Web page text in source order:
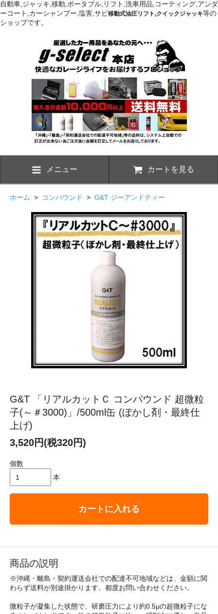
自動車,ジャッキ,移動,ポータブル,リフト,洗車用品,コーティング,アンダ
ーコート,カーシャンプー,塩害,サビ移動式油圧リフト,クイックジャッキ等の
ショップです。
メニュー カートを見る
ホーム > コンパウンド > G&T ジーアンドティー
G&T 「リアルカットＣ コンパウンド 超微粒
子(～＃3000)」/500ml缶 (ぼかし剤・最終仕
上げ)
3,520円(税320円)
個数
本
カートに入れる
商品の説明
※沖縄・離島・契約運送会社での配達不可地域などは、金額に関
わらず送料が別途掛かります。都度お問い合わせください。
微粒子が凝集した状態で、研磨圧力により約0.5μの超微粒子にな